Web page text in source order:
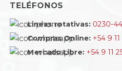
TELÉFONOS
Lineas rotativas: 0230-
Compras Online: +54 9
Mercado Libre: +54 9 11